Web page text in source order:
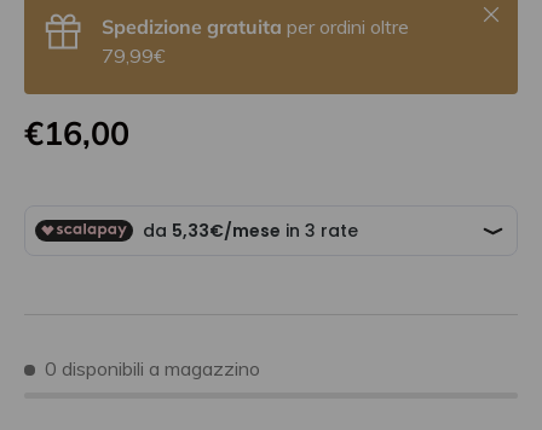
Spedizione gratuita per ordini oltre
79,99€
Chiudi
€16,00
0 disponibili a magazzino